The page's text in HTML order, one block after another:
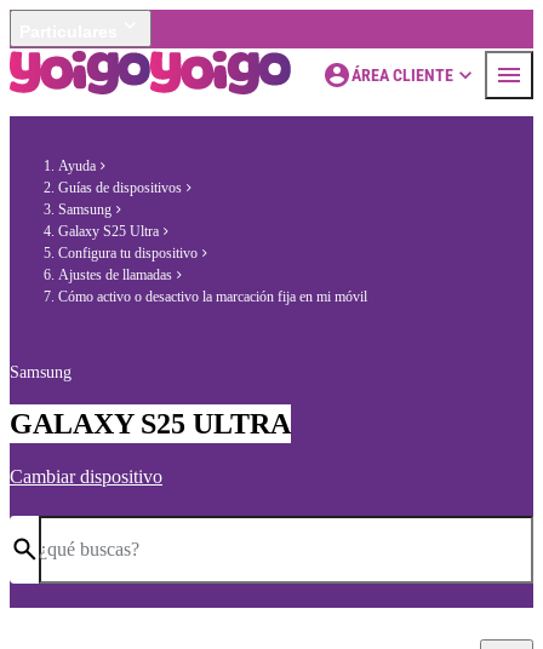
ÁREA CLIENTE
Ayuda
Guías de dispositivos
Samsung
Galaxy S25 Ultra
Configura tu dispositivo
Ajustes de llamadas
Cómo activo o desactivo la marcación fija en mi móvil
Samsung
GALAXY S25 ULTRA
Cambiar dispositivo
¿qué buscas?